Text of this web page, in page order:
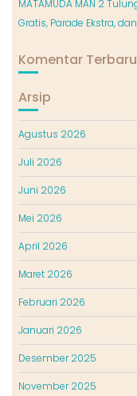
MATAMUDA MAN 2
Gratis, Parade Ekstra,
Komentar Terbaru
Arsip
Agustus 2026
Juli 2026
Juni 2026
Mei 2026
April 2026
Maret 2026
Februari 2026
Januari 2026
Desember 2025
November 2025